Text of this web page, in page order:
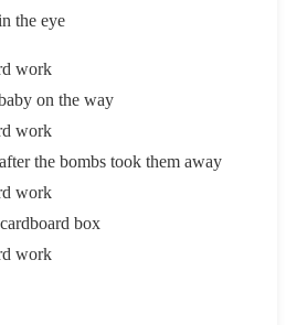
the eye
work
on the way
work
the bombs took them away
work
box
work